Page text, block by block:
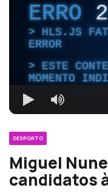
ERRO
HLS.JS
ERROR
ESTE
MOMENTO
DESPORTO
Miguel
candidatos